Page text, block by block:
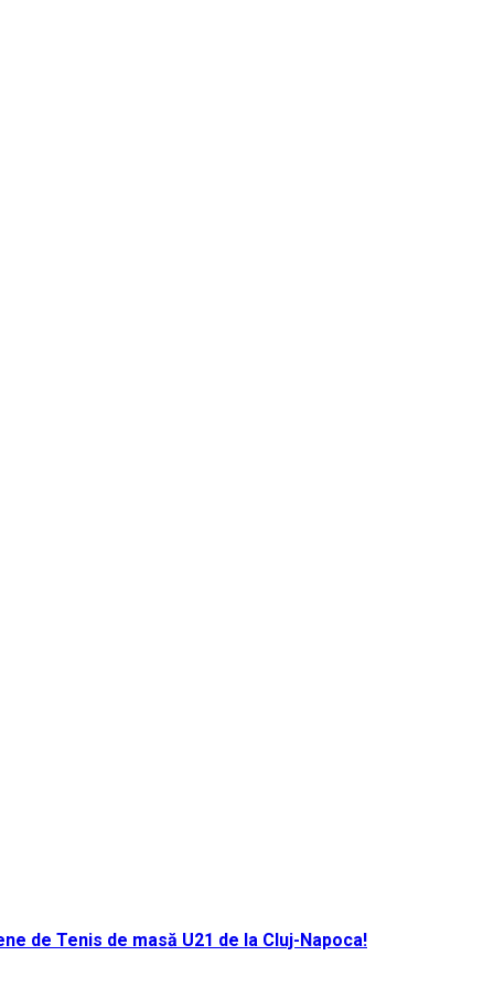
de Tenis de masă U21 de la Cluj-Napoca!